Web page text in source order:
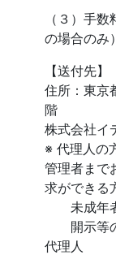
（３）手
の場合のみ）
【送付先】
住所：東京
階
株式会社イ
※ 代理人の
管理者まで
求ができる
未成年者
開示等の
代理人